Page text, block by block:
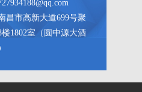
昌市高新大道699号聚
楼1802室（圆中源大酒